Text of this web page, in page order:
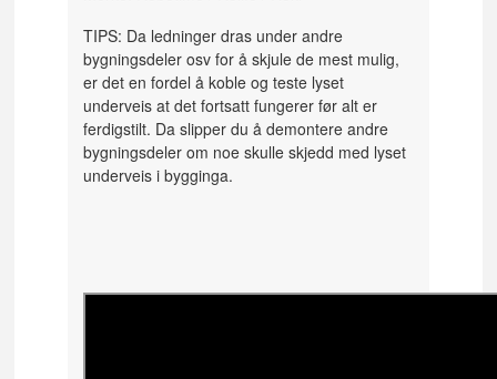
TIPS: Da ledninger dras under andre
bygningsdeler osv for å skjule de mest mulig,
er det en fordel å koble og teste lyset
underveis at det fortsatt fungerer før alt er
ferdigstilt. Da slipper du å demontere andre
bygningsdeler om noe skulle skjedd med lyset
underveis i bygginga.